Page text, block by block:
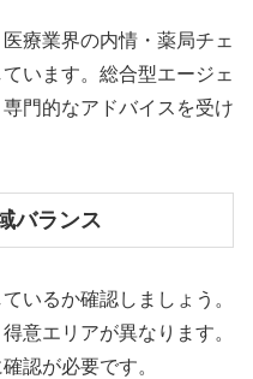
療業界の内情・薬局チェ
います。総合型エージェ
門的なアドバイスを受け
バランス
いるか確認しましょう。
意エリアが異なります。
認が必要です。